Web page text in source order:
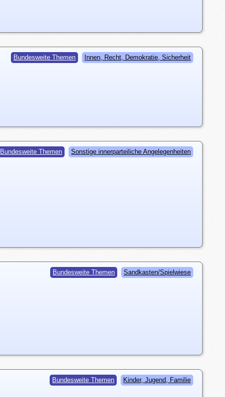
Bundesweite Themen Innen, Recht, Demokratie, Sicherheit
Bundesweite Themen Sonstige innerparteiliche Angelegenheiten
Bundesweite Themen Sandkasten/Spielwiese
Bundesweite Themen Kinder, Jugend, Familie